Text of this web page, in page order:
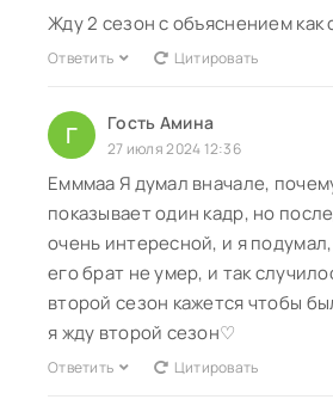
Жду 2 сезон с объяснением как
Ответить Цитировать
Г Гость Амина
27 июля 2024 12:36
Емммаа Я думал вначале,
показывает один кадр, но
очень интересной, и я
его брат не умер, и так
второй сезон кажется чтобы
я жду второй сезон♡
Ответить Цитировать